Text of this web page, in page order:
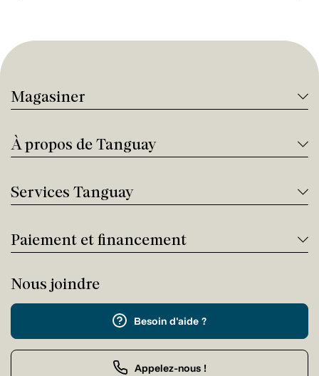
Magasiner
À propos de Tanguay
Services Tanguay
Paiement et financement
Nous joindre
Besoin d'aide ?
Appelez-nous !